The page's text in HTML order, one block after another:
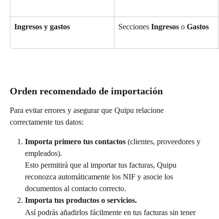
Ingresos y gastos Secciones Ingresos o Gastos
Orden recomendado de importación
Para evitar errores y asegurar que Quipu relacione
correctamente tus datos:
Importa primero tus contactos (clientes, proveedores y
empleados).
Esto permitirá que al importar tus facturas, Quipu
reconozca automáticamente los NIF y asocie los
documentos al contacto correcto.
Importa tus productos o servicios.
Así podrás añadirlos fácilmente en tus facturas sin tener